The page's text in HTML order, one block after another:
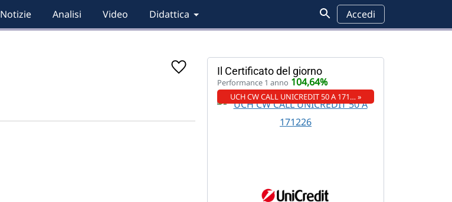
Notizie Analisi Video Didattica Accedi
Il Certificato del giorno
Performance 1 anno 104,64%
UCH CW CALL UNICREDIT 50 A 171… »